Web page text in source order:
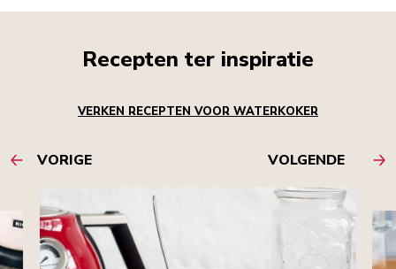
Recepten ter inspiratie
VERKEN RECEPTEN VOOR WATERKOKER
VORIGE VOLGENDE